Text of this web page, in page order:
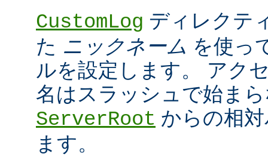
CustomLog ディレクテ
た ニックネーム を使っ
ルを設定します。 アク
名はスラッシュで始ま
ServerRoot からの相
ます。